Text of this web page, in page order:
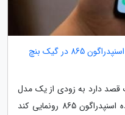
گلکسی S20 فن ادیشن 4G با پردازنده اسنپدراگون 865 در گیک بنچ
دارد به زودی از یک مدل
گلکسی S20 فن ادیشن 4G با پردازنده اسنپدراگون 865 رونمایی کند